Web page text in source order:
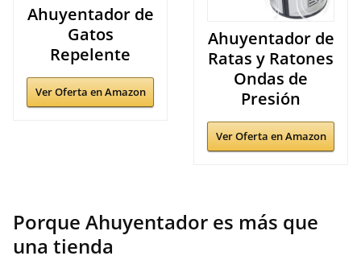
Ahuyentador de
Gatos
Repelente
Ver Oferta en Amazon
Ahuyentador de
Ratas y Ratones
Ondas de
Presión
Ver Oferta en Amazon
Porque Ahuyentador es más que
una tienda